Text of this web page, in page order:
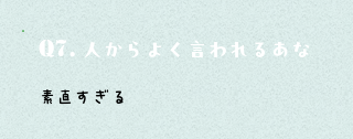
Q7. 人からよく言われるあなたの
素直すぎる